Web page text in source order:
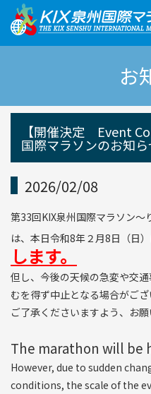
お
【開催決定 Event
国際マラソンのお知ら
2026/02/08
第33回KIX泉州国際マラソン～
は、本日令和8年２月8日（日
します。
但し、今後の天候の急変や交
むを得ず中止となる場合がござ
ご了承くださいますよう、お願
The marathon will be
However, due to sudden
conditions, the scale of the